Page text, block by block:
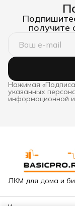
получите
Нажимая
указанных
информационной
ЛКМ для дома и